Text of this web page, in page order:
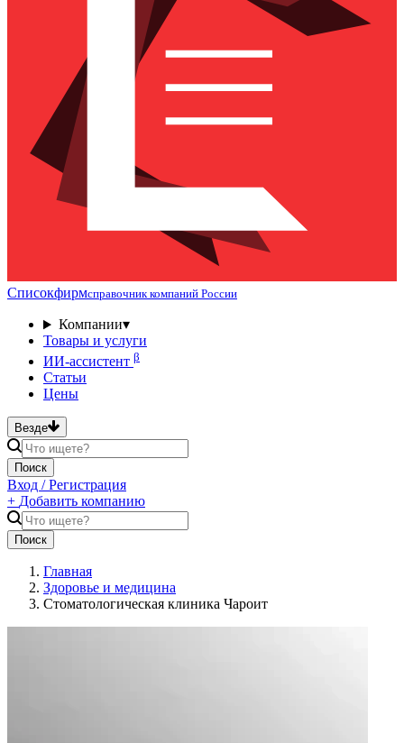
Списокфирмсправочник компаний России
Компании▾
Товары и услуги
ИИ-ассистент β
Статьи
Цены
Везде
Поиск
Вход / Регистрация
+ Добавить компанию
Поиск
Главная
Здоровье и медицина
Стоматологическая клиника Чароит